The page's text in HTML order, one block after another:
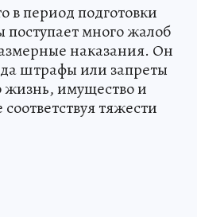
в период подготовки
много жалоб
наказания. Он
штрафы или запреты
жизнь, имущество и
тяжести